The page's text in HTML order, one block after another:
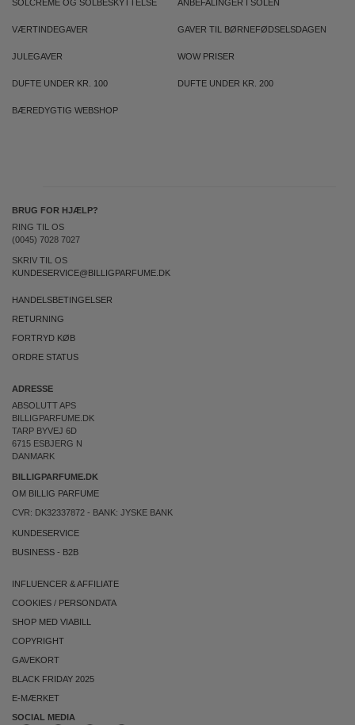
SOLCREME OG SOLBESKYTTELSE ANBEFALINGER I SOLEN
VÆRTINDEGAVER GAVER TIL BØRNEFØDSELSDAGEN
JULEGAVER WOW PRISER
DUFTE UNDER KR. 100 DUFTE UNDER KR. 200
BÆREDYGTIG WEBSHOP
BRUG FOR HJÆLP?
RING TIL OS
(0045) 7028 7027
SKRIV TIL OS
KUNDESERVICE@BILLIGPARFUME.DK
HANDELSBETINGELSER
RETURNING
FORTRYD KØB
ORDRE STATUS
ADRESSE
ABSOLUTT APS
BILLIGPARFUME.DK
TARP BYVEJ 6D
6715 ESBJERG N
DANMARK
BILLIGPARFUME.DK
OM BILLIG PARFUME
CVR: DK32337872 - BANK: JYSKE BANK
KUNDESERVICE
BUSINESS - B2B
INFLUENCER & AFFILIATE
COOKIES / PERSONDATA
SHOP MED VIABILL
COPYRIGHT
GAVEKORT
BLACK FRIDAY 2025
E-MÆRKET
SOCIAL MEDIA